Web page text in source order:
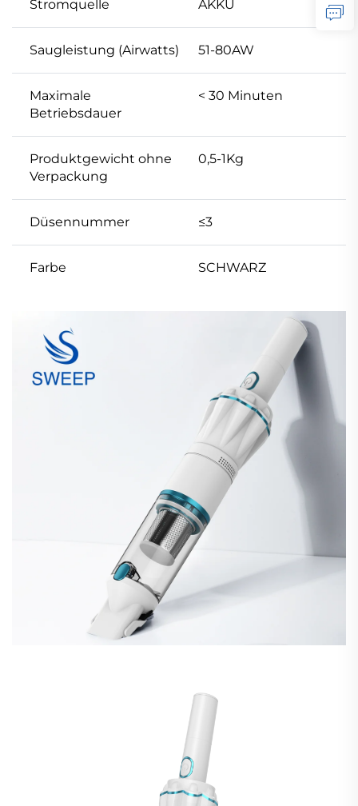
Stromquelle AKKU
Saugleistung (Airwatts) 51-80AW
Maximale
Betriebsdauer
< 30 Minuten
Produktgewicht ohne
Verpackung
0,5-1Kg
Düsennummer ≤3
Farbe SCHWARZ